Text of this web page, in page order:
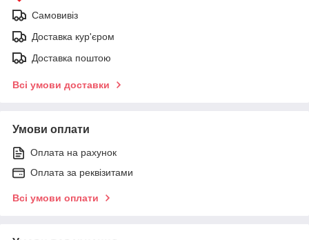
Самовивіз
Доставка кур'єром
Доставка поштою
Всі умови доставки
Умови оплати
Оплата на рахунок
Оплата за реквізитами
Всі умови оплати